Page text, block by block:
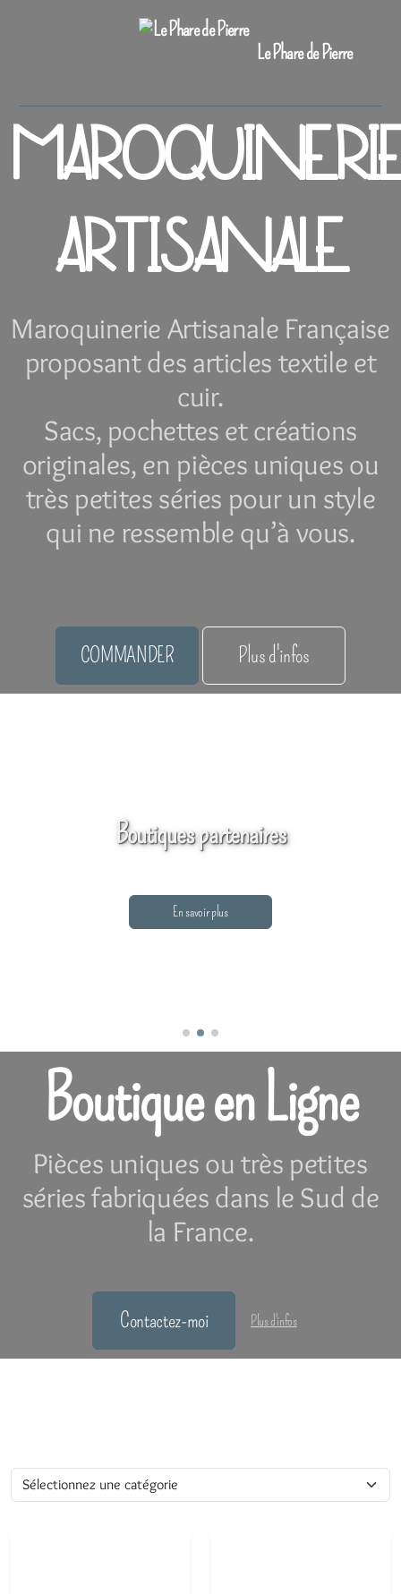
Le Phare de Pierre
ARTISANALE
Maroquinerie Artisanale Française
proposant des articles textile et
cuir.
Sacs, pochettes et créations
originales, en pièces uniques ou
très petites séries pour un style
qui ne ressemble qu’à vous.
COMMANDER Plus d'infos
Boutiques partenaires
En savoir plus
Boutique en Ligne
Pièces uniques ou très petites
séries fabriquées dans le Sud de
la France.
Contactez-moi Plus d'infos